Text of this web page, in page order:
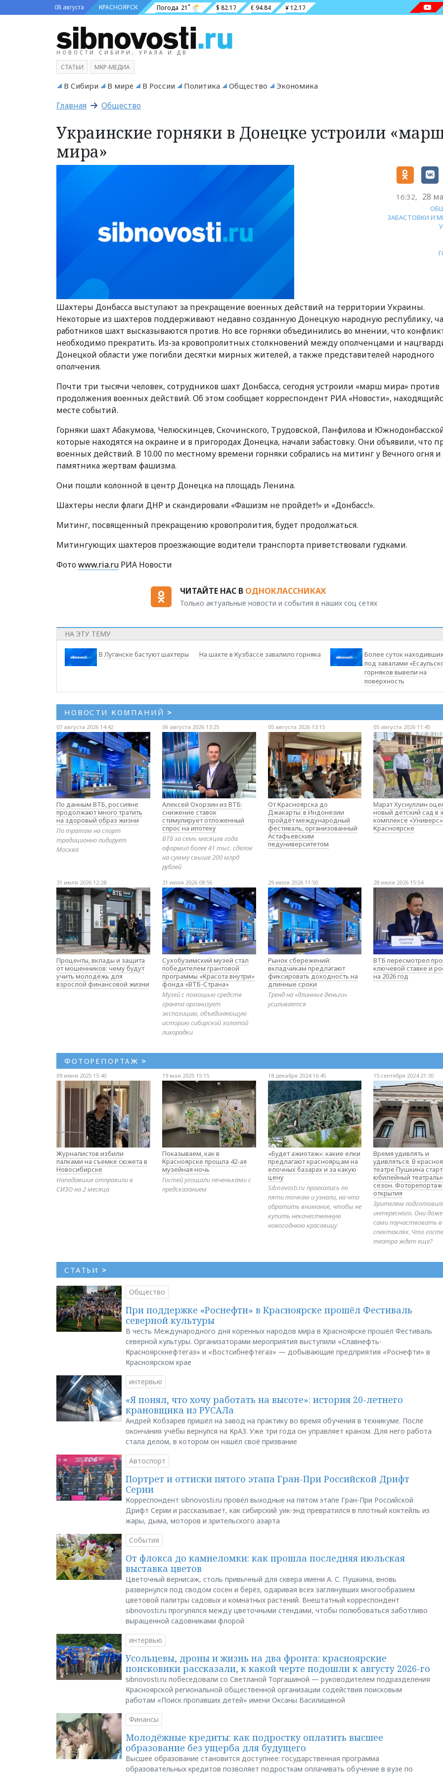
08 августа КРАСНОЯРСК Погода 21˚ $ 82.17 € 94.84 ¥ 12.17
НОВОСТИ СИБИРИ, УРАЛА И ДВ
СТАТЬИ МКР-МЕДИА
В Сибири В мире В России Политика Общество Экономика
Главная Общество
Украинские горняки в Донецке устроили
мира»
16:32, 28
ЗАБАСТОВКИ И
Шахтеры Донбасса выступают за прекращение военных действий на территории Украины.
Некоторые из шахтеров поддерживают недавно созданную Донецкую народную республику,
работников шахт высказываются против. Но все горняки объединились во мнении, что
необходимо прекратить. Из-за кровопролитных столкновений между ополченцами и
Донецкой области уже погибли десятки мирных жителей, а также представителей народного
ополчения.
Почти три тысячи человек, сотрудников шахт Донбасса, сегодня устроили «марш мира» против
продолжения военных действий. Об этом сообщает корреспондент РИА «Новости»,
месте событий.
Горняки шахт Абакумова, Челюскинцев, Скочинского, Трудовской, Панфилова и
которые находятся на окраине и в пригородах Донецка, начали забастовку. Они объявили, что
военных действий. В 10.00 по местному времени горняки собрались на митинг у Вечного огня и
памятника жертвам фашизма.
Они пошли колонной в центр Донецка на площадь Ленина.
Шахтеры несли флаги ДНР и скандировали «Фашизм не пройдет!» и «Донбасс!».
Митинг, посвященный прекращению кровопролития, будет продолжаться.
Митингующих шахтеров проезжающие водители транспорта приветствовали гудками.
Фотоwww.ria.ru РИА Новости
ЧИТАЙТЕ НАС В ОДНОКЛАССНИКАХ
Только актуальные новости и события в наших соц сетях
НА ЭТУ ТЕМУ
В Луганске бастуют шахтеры На шахте в Кузбассе завалило горняка
Более суток
под завалами
горняков вывели на
поверхность
НОВОСТИ КОМПАНИЙ >
07 августа 2026 14:42
По данным ВТБ, россияне
продолжают много тратить
на здоровый образ жизни
По тратам на спорт
традиционно лидирует
Москва
06 августа 2026 13:25
Алексей Охорзин из ВТБ:
снижение ставок
стимулирует отложенный
спрос на ипотеку
ВТБ за семь месяцев года
оформил более 41 тыс. сделок
на сумму свыше 200 млрд
рублей
05 августа 2026 13:15
От Красноярска до
Джакарты: в Индонезии
пройдёт международный
фестиваль, организованный
Астафьевским
педуниверситетом
05 августа 2026 11:45
Марат Хуснуллин
новый детский сад в
комплексе
Красноярске
31 июля 2026 12:28
Проценты, вклады и защита
от мошенников: чему будут
учить молодёжь для
взрослой финансовой жизни
31 июля 2026 08:56
Сухобузимский музей стал
победителем грантовой
программы «Красота внутри»
фонда «ВТБ-Страна»
Музей с помощью средств
гранта организует
экспозицию, объединяющую
историю сибирской золотой
лихорадки
29 июля 2026 11:50
Рынок сбережений:
вкладчикам предлагают
фиксировать доходность на
длинные сроки
Тренд на «длинные деньги»
усиливается
28 июля 2026 15:54
ВТБ пересмотрел
ключевой ставке и
на 2026 год
ФОТОРЕПОРТАЖ >
09 июня 2025 15:40
Журналистов избили
палками на съемке сюжета в
Новосибирске
Нападавших отправили в
СИЗО на 2 месяца
19 мая 2025 15:15
Показываем, как в
Красноярске прошла 42-ая
музейная ночь
Гостей угощали печеньками с
предсказанием
18 декабря 2024 16:45
«Будет ажиотаж»: какие елки
предлагают красноярцам на
елочных базарах и за какую
цену
Sibnovosti.ru проехались по
пяти точкам и узнали, на что
обратить внимание, чтобы не
купить некачественную
новогоднюю красавицу
15 сентября 2024 21:30
Время удивлять и
удивляться. В
театре Пушкина
юбилейный
сезон. Фоторепортаж
открытия
Зрителям
интересного. Они
сами поучаствовать в
спектаклях. Что
театра ждет еще?
СТАТЬИ >
Общество
При поддержке «Роснефти» в Красноярске прошёл Фестиваль
северной культуры
В честь Международного дня коренных народов мира в Красноярске прошёл Фестиваль
северной культуры. Организаторами мероприятия выступили «Славнефть-
Красноярскнефтегаз» и «Востсибнефтегаз» — добывающие предприятия «Роснефти» в
Красноярском крае
интервью
«Я понял, что хочу работать на высоте»: история 20-летнего
крановщика из РУСАЛа
Андрей Кобзарев пришёл на завод на практику во время обучения в техникуме. После
окончания учёбы вернулся на КрАЗ. Уже три года он управляет краном. Для него работа
стала делом, в котором он нашёл своё призвание
Автоспорт
Портрет и оттиски пятого этапа Гран-При Российской Дрифт
Серии
Корреспондент sibnovosti.ru провёл выходные на пятом этапе Гран-При Российской
Дрифт Серии и рассказывает, как сибирский уик-энд превратился в плотный коктейль из
жары, дыма, моторов и зрительского азарта
События
От флокса до камнеломки: как прошла последняя июльская
выставка цветов
Цветочный вернисаж, столь привычный для сквера имени А. С. Пушкина, вновь
развернулся под сводом сосен и берёз, одаривая всех заглянувших многообразием
цветовой палитры садовых и комнатных растений. Внештатный корреспондент
sibnovosti.ru прогулялся между цветочными стендами, чтобы полюбоваться заботливо
выращенной садовниками флорой
интервью
Усольцевы, дроны и жизнь на два фронта: красноярские
поисковики рассказали, к какой черте подошли к августу 2026-го
sibnovosti.ru побеседовали со Светланой Торгашиной — руководителем подразделения
Красноярской региональной общественной организации содействия поисковым
работам «Поиск пропавших детей» имени Оксаны Василишиной
Финансы
Молодёжные кредиты: как подростку оплатить высшее
образование без ущерба для будущего
Высшее образование становится доступнее: государственная программа
образовательных кредитов позволяет подросткам оплачивать обучение в вузе по